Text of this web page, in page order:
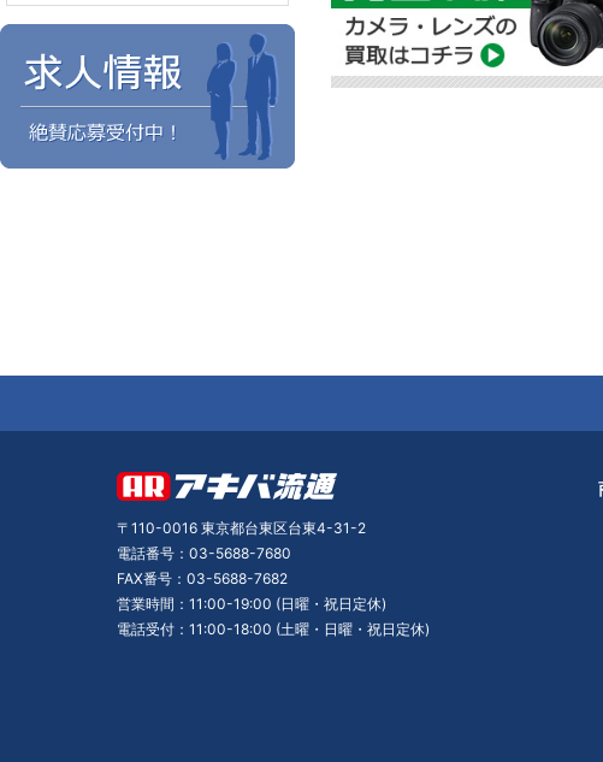
〒110-0016 東京都台東区台東4-31-2
電話番号：03-5688-7680
FAX番号：03-5688-7682
営業時間：11:00-19:00 (日曜・祝日定休)
電話受付：11:00-18:00 (土曜・日曜・祝日定休)